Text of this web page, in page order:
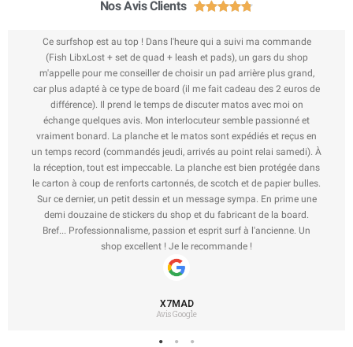
Nos Avis Clients 
Ce surfshop est au top ! Dans l'heure qui a suivi ma commande
(Fish LibxLost + set de quad + leash et pads), un gars du shop
m'appelle pour me conseiller de choisir un pad arrière plus grand,
car plus adapté à ce type de board (il me fait cadeau des 2 euros de
différence). Il prend le temps de discuter matos avec moi on
échange quelques avis. Mon interlocuteur semble passionné et
vraiment bonard. La planche et le matos sont expédiés et reçus en
un temps record (commandés jeudi, arrivés au point relai samedi). À
la réception, tout est impeccable. La planche est bien protégée dans
le carton à coup de renforts cartonnés, de scotch et de papier bulles.
Sur ce dernier, un petit dessin et un message sympa. En prime une
demi douzaine de stickers du shop et du fabricant de la board.
Bref... Professionnalisme, passion et esprit surf à l'ancienne. Un
shop excellent ! Je le recommande !
X7MAD
Avis Google